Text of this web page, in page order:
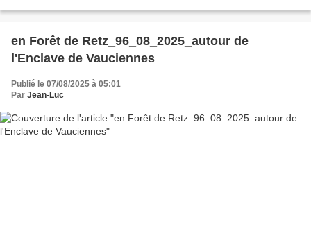
en Forêt de Retz_96_08_2025_autour de
l'Enclave de Vauciennes
Publié le 07/08/2025 à 05:01
Par Jean-Luc